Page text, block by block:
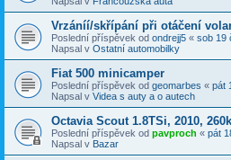
Vrzáníí/skřípání při otáčení
Poslední příspěvek od ondrejj5 « sob 19
Napsal v Ostatní automobilky
Fiat 500 minicamper
Poslední příspěvek od geomarbes « pát
Napsal v Videa s auty a o autech
Octavia Scout 1.8TSi, 2010,
Poslední příspěvek od pavproch « pát
Napsal v Bazar